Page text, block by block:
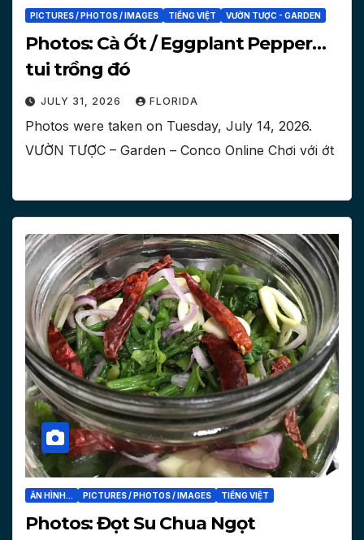
PICTURES / PHOTOS / IMAGES TIẾNG VIỆT VƯỜN TƯỢC - GARDEN
Photos: Cà Ớt / Eggplant Pepper…
tui trồng đó
JULY 31, 2026 FLORIDA
Photos were taken on ‎Tuesday, ‎July ‎14, ‎2026.
VƯỜN TƯỢC – Garden – Conco Online Chơi với ớt
ĂN HÌNH... PICTURES / PHOTOS / IMAGES TIẾNG VIỆT
Photos: Đọt Su Chua Ngọt